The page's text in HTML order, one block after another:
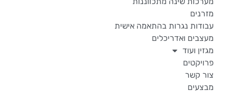
מזרנים
עבודות נגרות בהתאמה אישית
מעצבים ואדריכלים
מגזין ועוד
פרויקטים
צור קשר
מבצעים